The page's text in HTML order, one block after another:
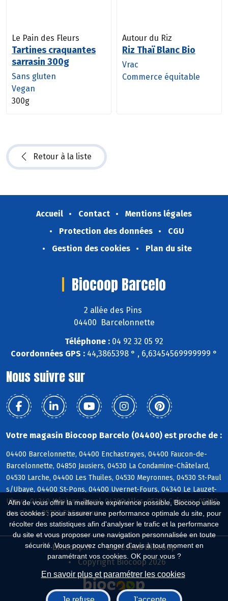
Afin de vous offrir la meilleure expérience possible, Biocoop utilise
des cookies : pour assurer une performance optimale du site, pour
récolter des statistiques afin d'analyser le trafic et la performance
du site et vous proposer une navigation personnalisée en toute
sécurité. Vous pouvez changer d'avis à tout moment en
paramétrant vos cookies. OK pour vous ?
En savoir plus et paramétrer les cookies
Le Pain des Fleurs
Tartines craquantes
sarrasin 300g
Sans gluten
Vegan
300g
Autour du Riz
Riz Thaï Blanc Bio
Vrac
Commerce équitable
Retour à la liste
Accueil Contact
Mentions légales
Protection des données
CGU
Gestion des cookies
Plan du site
Biocoop Barcelo
2 allée des Pins
04400 Barcelonnette
Téléphone : 04 92 32 05 92
Coordonnées GPS : 44,3865398 ° , 6,63454569999999 °
Nous suivre sur
Votre magasin Biocoop Barcelo (04400) est proche de :
04400 Barcelonnette, 04400 Enchastrayes, 04400 Faucon-de-
Barcelonnette, 04850 Jausiers, 04530 La Condamine-Châtelard,
04530 Larche, 04400 Les Thuiles, 04530 Meyronnes, 04530 St-Paul
s/Ubaye, 04400 St-Pons, 04400 Uvernet-Fours, 04340 Le Lauzet-
Ubaye, 04340 Méolans-Revel, 04260 Allos, 05200 Crévoux, 05200
Les Orres, 05200 St-Sauveur
Biocoop.fr
Le réseau Biocoop
Copyright Biocoop 2026